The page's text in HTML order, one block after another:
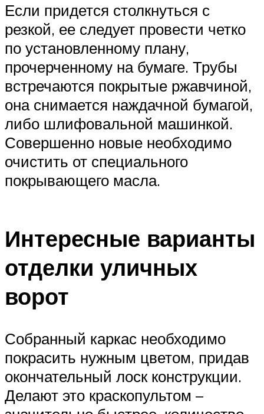
Если придется столкнуться с
резкой, ее следует провести четко
по установленному плану,
прочерченному на бумаге. Трубы
встречаются покрытые ржавчиной,
она снимается наждачной бумагой,
либо шлифовальной машинкой.
Совершенно новые необходимо
очистить от специального
покрывающего масла.
Интересные варианты
отделки уличных
ворот
Собранный каркас необходимо
покрасить нужным цветом, придав
окончательный лоск конструкции.
Делают это краскопультом –